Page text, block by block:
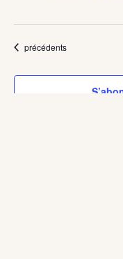
Évènements
précédents